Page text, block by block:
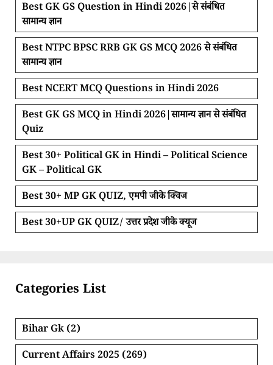
Best GK GS Question in Hindi 2026|से संबंधित
सामान्य ज्ञान
Best NTPC BPSC RRB GK GS MCQ 2026 से संबंधित
सामान्य ज्ञान
Best NCERT MCQ Questions in Hindi 2026
Best GK GS MCQ in Hindi 2026|सामान्य ज्ञान से संबंधित
Quiz
Best 30+ Political GK in Hindi – Political Science
GK – Political GK
Best 30+ MP GK QUIZ, एमपी जीके क्विज
Best 30+UP GK QUIZ/ उत्तर प्रदेश जीके क्यूज
Categories List
Bihar Gk (2)
Current Affairs 2025 (269)